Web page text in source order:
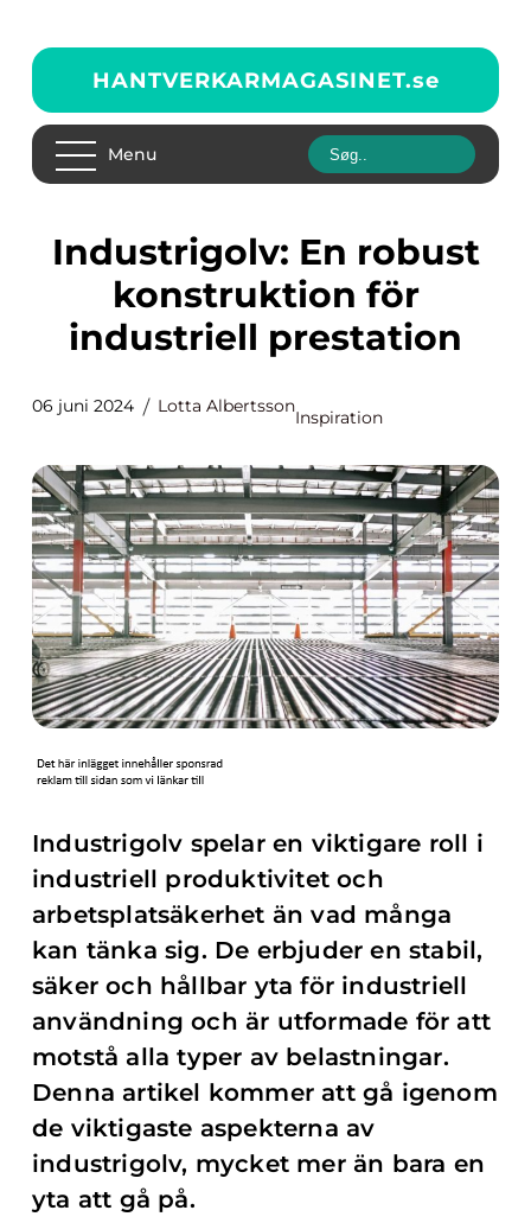
HANTVERKARMAGASINET.se
Menu
Industrigolv: En robust
konstruktion för
industriell prestation
06 juni 2024 Lotta Albertsson
Inspiration
Industrigolv spelar en viktigare roll i
industriell produktivitet och
arbetsplatsäkerhet än vad många
kan tänka sig. De erbjuder en stabil,
säker och hållbar yta för industriell
användning och är utformade för att
motstå alla typer av belastningar.
Denna artikel kommer att gå igenom
de viktigaste aspekterna av
industrigolv, mycket mer än bara en
yta att gå på.